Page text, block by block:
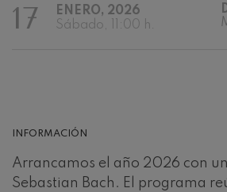
17
ENERO, 2026
Sábado, 11:00 h.
INFORMACIÓN
Arrancamos el año 2026 con
Sebastian Bach. El programa